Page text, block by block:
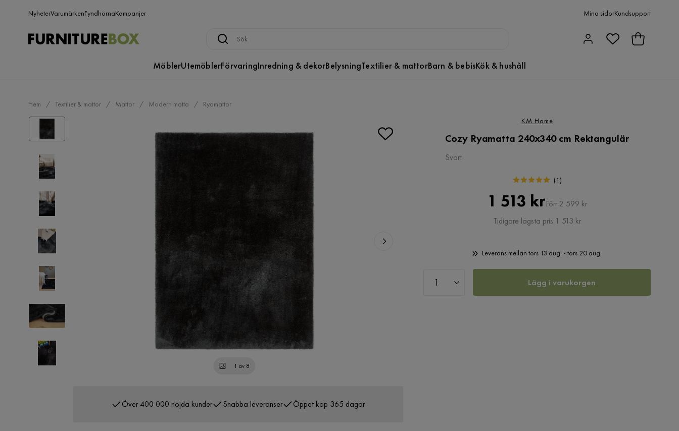
NyheterVarumärkenFyndhörnaKampanjer Mina sidorKundsupport
MöblerUtemöblerFörvaringInredning & dekorBelysningTextilier & mattorBarn & bebisKök & hushåll
Hem Textilier & mattor Mattor Modern matta Ryamattor
1 av 8
Över 400 000 nöjda kunder Snabba leveranser Öppet köp 365 dagar
KM Home
Cozy Ryamatta 240x340 cm Rektangulär
Svart
(1 )
Pris
1 513 krOriginal
Pris
Förr 2 599 kr
Tidigare lägsta pris 1 513 kr
Leverans mellan tors 13 aug. - tors 20 aug.
Lägg i varukorgen